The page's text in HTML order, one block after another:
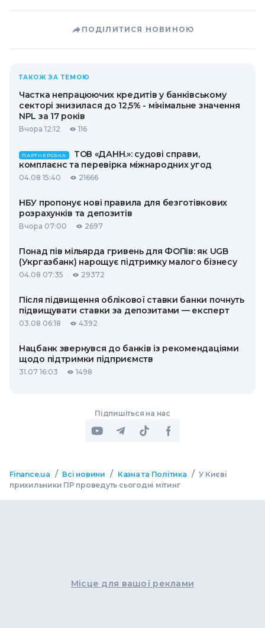
ПОДІЛИТИСЯ НОВИНОЮ
ТАКОЖ ЗА ТЕМОЮ
Частка непрацюючих кредитів у банківському
секторі знизилася до 12,5% - мінімальне значення
NPL за 17 років
Вчора 12:12 116
ПАРТНЕРСЬКА
ТОВ «ДАНН.»: судові справи,
комплаєнс та перевірка міжнародних угод
04.08 15:40 21666
НБУ пропонує нові правила для безготівкових
розрахунків та депозитів
Вчора 07:00 2697
Понад пів мільярда гривень для ФОПів: як UGB
(Укргазбанк) нарощує підтримку малого бізнесу
04.08 07:35 29372
Після підвищення облікової ставки банки почнуть
підвищувати ставки за депозитами — експерт
03.08 06:18 4392
Нацбанк звернувся до банків із рекомендаціями
щодо підтримки підприємств
31.07 16:03 1498
Підпишіться на нас
Finance.ua / Всі новини / Казна та Політика / У Києві
прихильники ПР проведуть сьогодні мітинг
Місце для вашої реклами